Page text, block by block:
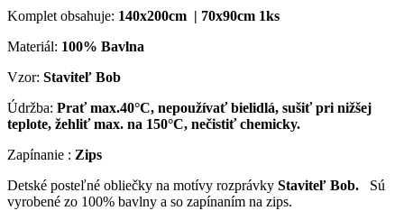
Komplet obsahuje: 140x200cm | 70x90cm 1ks
Materiál: 100% Bavlna
Vzor: Staviteľ Bob
Údržba: Prať max.40°C, nepoužívať bielidlá, sušiť pri nižšej
teplote, žehliť max. na 150°C, nečistiť chemicky.
Zapínanie : Zips
Detské posteľné obliečky na motívy rozprávky Staviteľ Bob.
Sú
vyrobené zo 100% bavlny a so zapínaním na zips.